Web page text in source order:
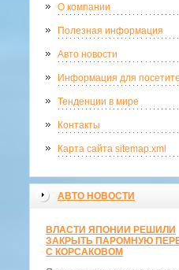
О компании
Полезная информация
Авто новости
Информация для
Тенденции в мире
Контакты
Карта сайта sitemap.xml
АВТО НОВОСТИ
ВЛАСТИ ЯПОНИИ РЕШИЛИ
ЗАКРЫТЬ ПАРОМНУЮ
С КОРСАКОВОМ